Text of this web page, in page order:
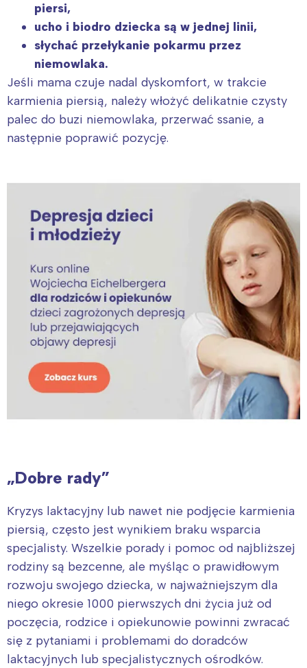
piersi,
ucho i biodro dziecka są w jednej linii,
słychać przełykanie pokarmu przez
niemowlaka.
Jeśli mama czuje nadal dyskomfort, w trakcie
karmienia piersią, należy włożyć delikatnie czysty
palec do buzi niemowlaka, przerwać ssanie, a
następnie poprawić pozycję.
„Dobre rady”
Kryzys laktacyjny lub nawet nie podjęcie karmienia
piersią, często jest wynikiem braku wsparcia
specjalisty. Wszelkie porady i pomoc od najbliższej
rodziny są bezcenne, ale myśląc o prawidłowym
rozwoju swojego dziecka, w najważniejszym dla
niego okresie 1000 pierwszych dni życia już od
poczęcia, rodzice i opiekunowie powinni zwracać
się z pytaniami i problemami do doradców
laktacyjnych lub specjalistycznych ośrodków.
Interesują mnie wydarzenia z
tego regionu:
Warszawa
Łódź
Trójmiasto
Poznań
Wrocław
Śląsk
Kraków
Południe
Północ
Wszystkie